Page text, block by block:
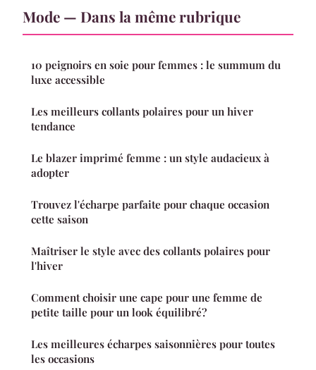
Mode — Dans la même rubrique
10 peignoirs en soie pour femmes : le summum du
luxe accessible
Les meilleurs collants polaires pour un hiver
tendance
Le blazer imprimé femme : un style audacieux à
adopter
Trouvez l'écharpe parfaite pour chaque occasion
cette saison
Maîtriser le style avec des collants polaires pour
l'hiver
Comment choisir une cape pour une femme de
petite taille pour un look équilibré?
Les meilleures écharpes saisonnières pour toutes
les occasions